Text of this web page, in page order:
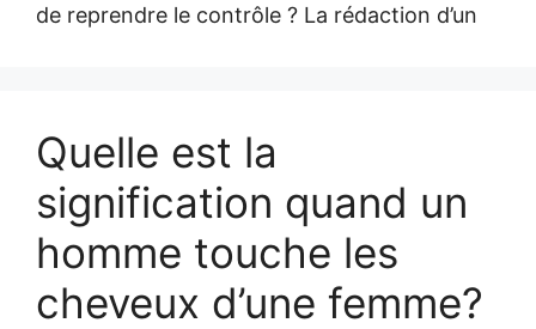
de reprendre le contrôle ? La rédaction d’un
Quelle est la
signification quand un
homme touche les
cheveux d’une femme?